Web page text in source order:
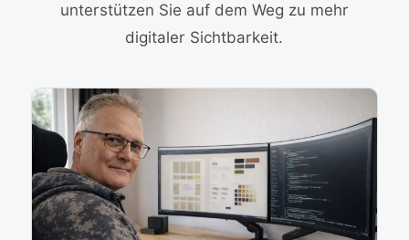
unterstützen Sie auf dem Weg zu mehr
digitaler Sichtbarkeit.